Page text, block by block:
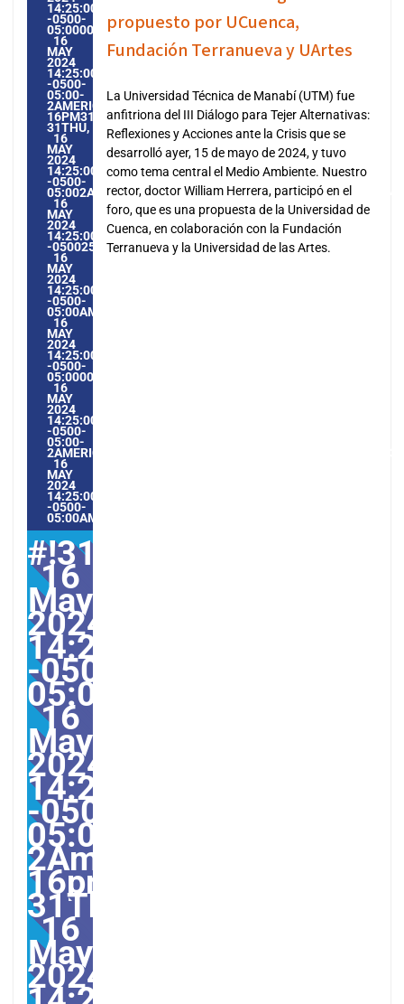
14:25:00
-0500-
05:000031#31THU,
16
MAY
2024
14:25:00
-0500-
05:00-
2AMERICA/GUAYAQUIL3131AMERICA/GUAYAQUIL202431
16PM31PM-
31THU,
16
MAY
2024
14:25:00
-0500-
05:002AMERICA/GUAYAQUIL3131AMERICA/
16
MAY
2024
14:25:00
-0500252255PMTHURSDAY=1009#!31THU,
16
MAY
2024
14:25:00
-0500-
05:00AMERICA/GUAYAQUIL5#MAY#!31THU,
16
MAY
2024
14:25:00
-0500-
05:000031#/31THU,
16
MAY
2024
14:25:00
-0500-
05:00-
2AMERICA/GUAYAQUIL3131AMERICA/
16
MAY
2024
14:25:00
-0500-
05:00AMERICA/GUAYAQUIL5#
#!31Thu,
16
May
2024
14:25:00
-0500-
05:000031#31Thu,
16
May
2024
14:25:00
-0500-
05:00-
2America/
16pm31pm-
31Thu,
16
May
2024
propuesto por UCuenca,
Fundación Terranueva y UArtes
La Universidad Técnica de Manabí (UTM) fue
anfitriona del III Diálogo para Tejer Alternativas:
Reflexiones y Acciones ante la Crisis que se
desarrolló ayer, 15 de mayo de 2024, y tuvo
como tema central el Medio Ambiente. Nuestro
rector, doctor William Herrera, participó en el
foro, que es una propuesta de la Universidad de
Cuenca, en colaboración con la Fundación
Terranueva y la Universidad de las Artes.